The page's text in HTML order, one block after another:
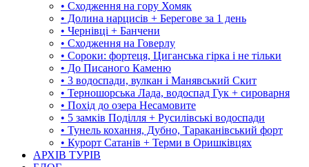
• Сходження на гору Хомяк
• Долина нарцисів + Берегове за 1 день
• Чернівці + Банчени
• Сходження на Говерлу
• Сороки: фортеця, Циганська гірка і не тільки
• До Писаного Каменю
• 3 водоспади, вулкан і Манявський Скит
• Терношорська Лада, водоспад Гук + сироварня
• Похід до озера Несамовите
• 5 замків Поділля + Русилівські водоспади
• Тунель кохання, Дубно, Тараканівський форт
• Курорт Сатанів + Терми в Оришківцях
АРХІВ ТУРІВ